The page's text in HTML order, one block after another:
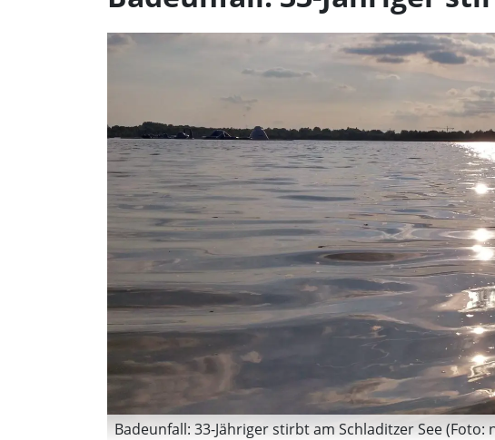
Badeunfall: 33-Jähriger stirbt am Schladitzer See (Foto: